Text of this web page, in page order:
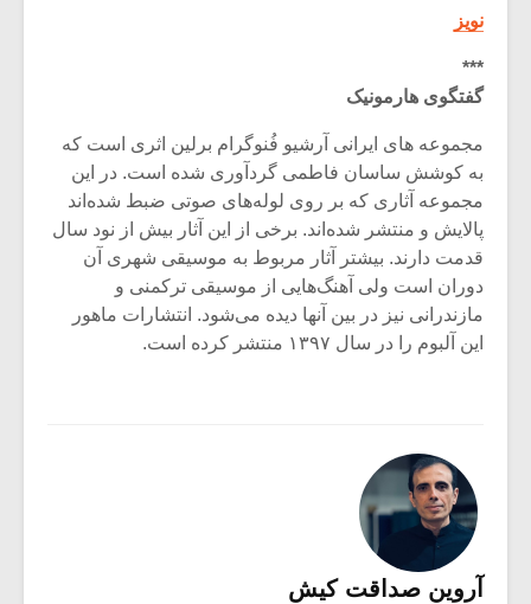
نویز
***
گفتگوی هارمونیک
مجموعه های ایرانی آرشیو فُنوگرام برلین اثری است که
به کوشش ساسان فاطمی گردآوری شده است. در این
مجموعه آثاری که بر روی لوله‌های صوتی ضبط شده‌اند
پالایش و منتشر شده‌اند. برخی از این آثار بیش از نود سال
قدمت دارند. بیشتر آثار مربوط به موسیقی شهری آن
دوران است ولی آهنگ‌هایی از موسیقی ترکمنی و
مازندرانی نیز در بین آنها دیده می‌شود. انتشارات ماهور
این آلبوم را در سال ۱۳۹۷ منتشر کرده است.
آروین صداقت کیش